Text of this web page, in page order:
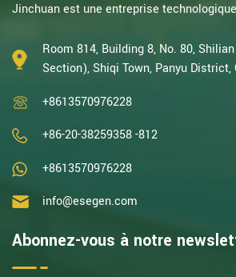
Jinchuan est une entreprise
d'expertise en oxydation catalytique,
ainsi qu'en R&D, conception et
l'une des entreprises chinoises les p...
Room 814, Building 8, No. 80,
Section), Shiqi Town, Panyu District,
+8613570976228
+86-20-38259358 -812
+8613570976228
info@esegen.com
Abonnez-vous à notre